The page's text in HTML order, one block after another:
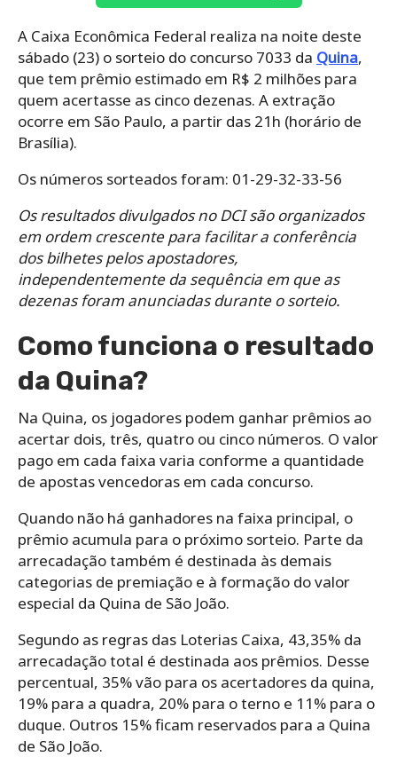
A Caixa Econômica Federal realiza na noite deste
sábado (23) o sorteio do concurso 7033 da Quina,
que tem prêmio estimado em R$ 2 milhões para
quem acertasse as cinco dezenas. A extração
ocorre em São Paulo, a partir das 21h (horário de
Brasília).
Os números sorteados foram: 01-29-32-33-56
Os resultados divulgados no DCI são organizados
em ordem crescente para facilitar a conferência
dos bilhetes pelos apostadores,
independentemente da sequência em que as
dezenas foram anunciadas durante o sorteio.
Como funciona o resultado
da Quina?
Na Quina, os jogadores podem ganhar prêmios ao
acertar dois, três, quatro ou cinco números. O valor
pago em cada faixa varia conforme a quantidade
de apostas vencedoras em cada concurso.
Quando não há ganhadores na faixa principal, o
prêmio acumula para o próximo sorteio. Parte da
arrecadação também é destinada às demais
categorias de premiação e à formação do valor
especial da Quina de São João.
Segundo as regras das Loterias Caixa, 43,35% da
arrecadação total é destinada aos prêmios. Desse
percentual, 35% vão para os acertadores da quina,
19% para a quadra, 20% para o terno e 11% para o
duque. Outros 15% ficam reservados para a Quina
de São João.